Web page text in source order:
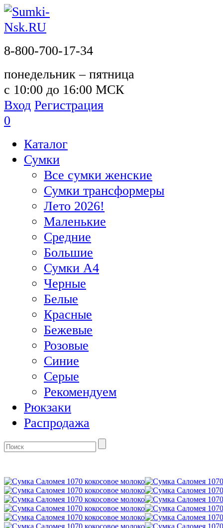
8-800-700-17-34
понедельник – пятница
с 10:00 до 16:00 МСК
Вход Регистрация
0
Каталог
Сумки
Все сумки женские
Сумки трансформеры
Лето 2026!
Маленькие
Средние
Большие
Сумки А4
Черные
Белые
Красные
Бежевые
Розовые
Синие
Серые
Рекомендуем
Рюкзаки
Распродажа